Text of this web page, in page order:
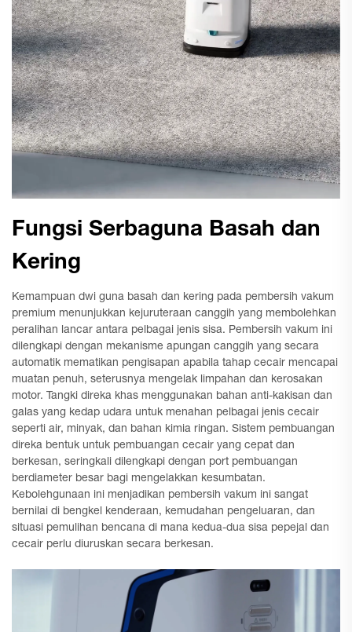
Fungsi Serbaguna Basah dan
Kering
Kemampuan dwi guna basah dan kering pada pembersih vakum
premium menunjukkan kejuruteraan canggih yang membolehkan
peralihan lancar antara pelbagai jenis sisa. Pembersih vakum ini
dilengkapi dengan mekanisme apungan canggih yang secara
automatik mematikan pengisapan apabila tahap cecair mencapai
muatan penuh, seterusnya mengelak limpahan dan kerosakan
motor. Tangki direka khas menggunakan bahan anti-kakisan dan
galas yang kedap udara untuk menahan pelbagai jenis cecair
seperti air, minyak, dan bahan kimia ringan. Sistem pembuangan
direka bentuk untuk pembuangan cecair yang cepat dan
berkesan, seringkali dilengkapi dengan port pembuangan
berdiameter besar bagi mengelakkan kesumbatan.
Kebolehgunaan ini menjadikan pembersih vakum ini sangat
bernilai di bengkel kenderaan, kemudahan pengeluaran, dan
situasi pemulihan bencana di mana kedua-dua sisa pepejal dan
cecair perlu diuruskan secara berkesan.